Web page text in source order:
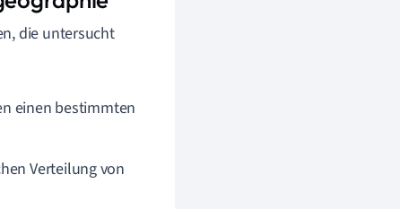
die untersucht
einen bestimmten
Verteilung von